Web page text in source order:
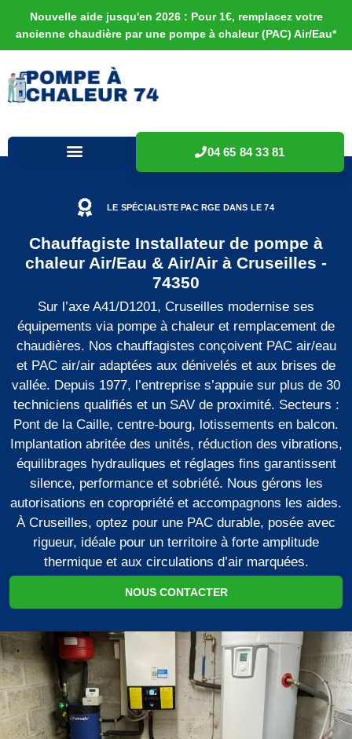
Nouvelle aide jusqu'en 2026 : Pour 1€, remplacez votre
ancienne chaudière par une pompe à chaleur (PAC) Air/Eau*
04 65 84 33 81
LE SPÉCIALISTE PAC RGE DANS LE 74
Chauffagiste Installateur de pompe à
chaleur Air/Eau & Air/Air à Cruseilles -
74350
Sur l’axe A41/D1201, Cruseilles modernise ses
équipements via pompe à chaleur et remplacement de
chaudières. Nos chauffagistes conçoivent PAC air/eau
et PAC air/air adaptées aux dénivelés et aux brises de
vallée. Depuis 1977, l’entreprise s’appuie sur plus de 30
techniciens qualifiés et un SAV de proximité. Secteurs :
Pont de la Caille, centre-bourg, lotissements en balcon.
Implantation abritée des unités, réduction des vibrations,
équilibrages hydrauliques et réglages fins garantissent
silence, performance et sobriété. Nous gérons les
autorisations en copropriété et accompagnons les aides.
À Cruseilles, optez pour une PAC durable, posée avec
rigueur, idéale pour un territoire à forte amplitude
thermique et aux circulations d’air marquées.
NOUS CONTACTER